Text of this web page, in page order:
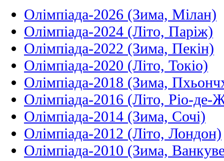
Олімпіада-2026 (Зима, Мілан)
Олімпіада-2024 (Літо, Паріж)
Олімпіада-2022 (Зима, Пекін)
Олімпіада-2020 (Літо, Токіо)
Олімпіада-2018 (Зима,
Олімпіада-2016 (Літо, Ріо-де-
Олімпіада-2014 (Зима, Сочі)
Олімпіада-2012 (Літо, Лондон)
Олімпіада-2010 (Зима,